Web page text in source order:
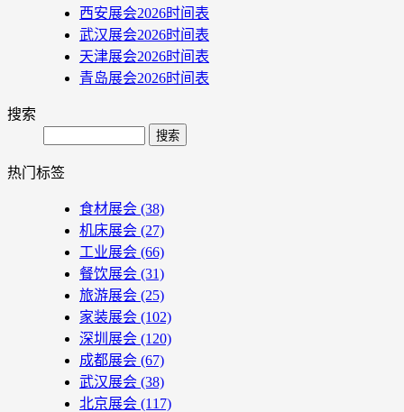
西安展会2026时间表
武汉展会2026时间表
天津展会2026时间表
青岛展会2026时间表
搜索
Search
热门标签
食材展会 (38)
机床展会 (27)
工业展会 (66)
餐饮展会 (31)
旅游展会 (25)
家装展会 (102)
深圳展会 (120)
成都展会 (67)
武汉展会 (38)
北京展会 (117)